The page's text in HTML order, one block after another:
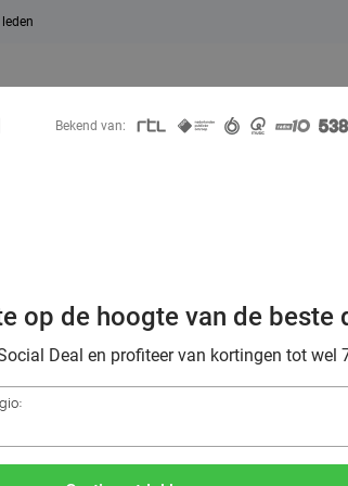
de
Bekend van:
op de hoogte van de beste
Deal en profiteer van kortingen tot wel